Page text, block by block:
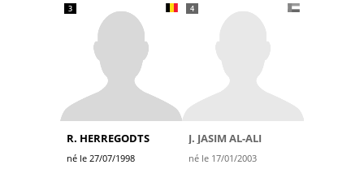
3
R. HERREGODTS
né le 27/07/1998
4
J. JASIM AL-ALI
né le 17/01/2003